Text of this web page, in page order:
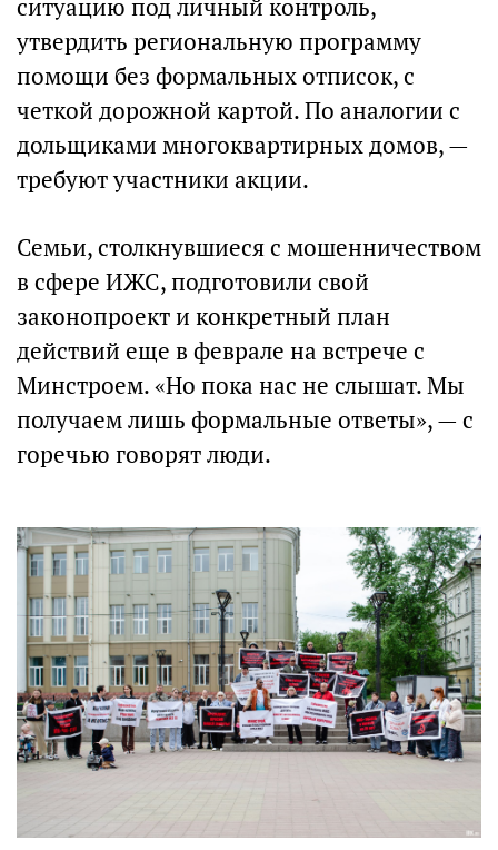
ситуацию под личный контроль,
утвердить региональную программу
помощи без формальных отписок, с
четкой дорожной картой. По аналогии с
дольщиками многоквартирных домов, —
требуют участники акции.
Семьи, столкнувшиеся с мошенничеством
в сфере ИЖС, подготовили свой
законопроект и конкретный план
действий еще в феврале на встрече с
Минстроем. «Но пока нас не слышат. Мы
получаем лишь формальные ответы», — с
горечью говорят люди.